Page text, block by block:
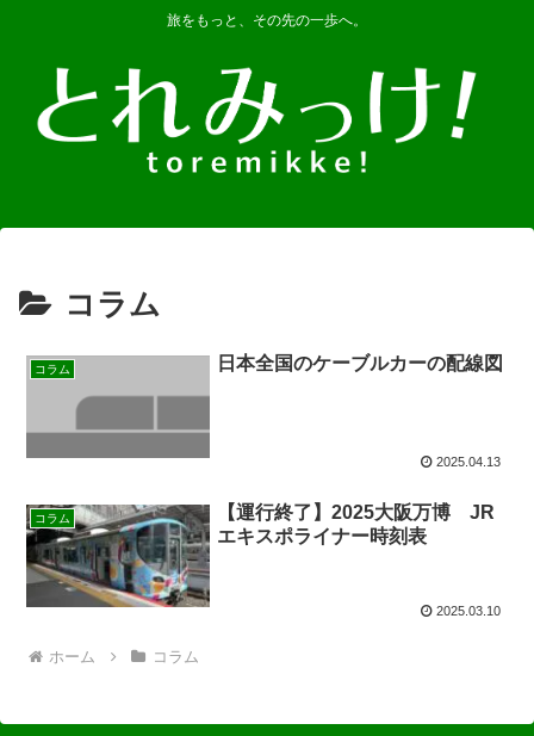
旅をもっと、その先の一歩へ。
コラム
コラム 日本全国のケーブルカーの配線図
2025.04.13
コラム
【運行終了】2025大阪万博 JR
エキスポライナー時刻表
2025.03.10
ホーム コラム